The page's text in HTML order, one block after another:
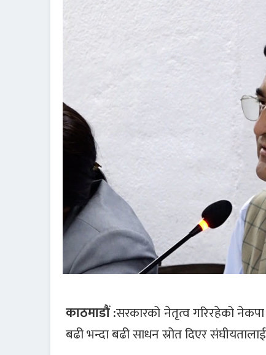
काठमाडौं :सरकारको नेतृत्व गरिरहेको
बढी भन्दा बढी साधन स्रोत दिएर